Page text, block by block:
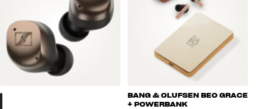
BANG & OLUFSEN BEO GRACE
+ POWERBANK